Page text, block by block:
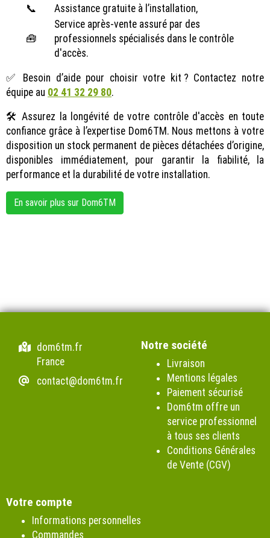
📞
Assistance gratuite à l’installation,
🧰
Service après-vente assuré par des
professionnels spécialisés dans le contrôle
d'accès.
✅ Besoin d’aide pour choisir votre kit ? Contactez notre
équipe au 02 41 32 29 80.
🛠️ Assurez la longévité de votre contrôle d'accès en toute
confiance grâce à l’expertise Dom6TM. Nous mettons à votre
disposition un stock permanent de pièces détachées d’origine,
disponibles immédiatement, pour garantir la fiabilité, la
performance et la durabilité de votre installation.
En savoir plus sur Dom6TM
dom6tm.fr
France
contact@dom6tm.fr
Notre société
Livraison
Mentions légales
Paiement sécurisé
Dom6tm offre un
service professionnel
à tous ses clients
Conditions Générales
de Vente (CGV)
Votre compte
Informations personnelles
Commandes